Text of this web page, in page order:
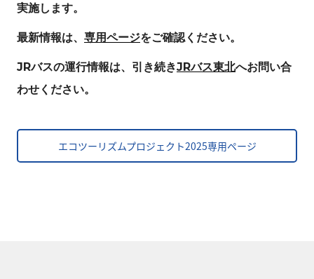
実施します。
最新情報は、 専用ページをご確認ください。
JRバスの運行情報は、引き続きJRバス東北へお問い合
わせください。
エコツーリズムプロジェクト2025専用ページ